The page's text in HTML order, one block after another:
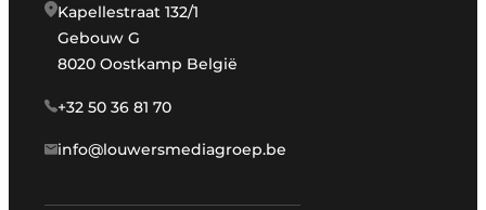
Kapellestraat 132/1
Gebouw G
8020 Oostkamp België
+32 50 36 81 70
info@louwersmediagroep.be